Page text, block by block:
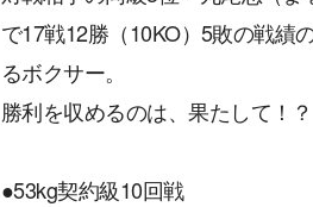
で17戦12勝（10KO）5敗の戦績
るボクサー。
勝利を収めるのは、果たして！？
●53kg契約級10回戦